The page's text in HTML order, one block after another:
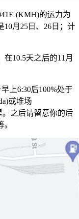
(KMH)的运力为
10月25日、26日；计
10.5天之后的11月
上6:30后100%处于
或堆场
。之后请留意你的后